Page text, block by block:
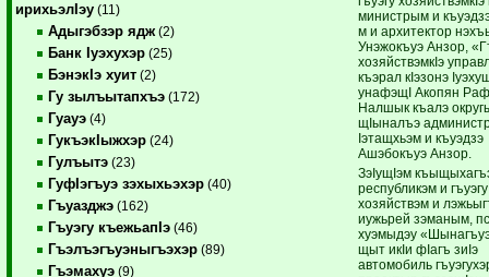
ирихьэлIэу (11)
Адыгэбзэр ядж (2)
Банк Iуэхухэр (25)
БэнэкIэ хуит (2)
Гу зылъытапхъэ (172)
Гуауэ (4)
ГукъэкIыжхэр (24)
Гулъытэ (23)
ГуфIэгъуэ зэхыхьэхэр (40)
Гъуазджэ (162)
Гъуэгу къежьапIэ (46)
Гъэлъэгъуэныгъэхэр (89)
Гъэмахуэ (9)
министрым и
м и архитектор
Унэжокъуэ Анзор,
хозяйствэмкIэ
къэрал кIэзонэ
унафэщI Акопян
Налшык къалэ
щIыналъэ
Iэтащхьэм и къуэдзэ
Ашэбокъуэ Анзор.
ЗэIущIэм
республикэм и гъуэгу
хозяйствэм и
иужьрей зэманым,
хуэмыдэу
щыт икIи фIагъ зиIэ
автомобиль